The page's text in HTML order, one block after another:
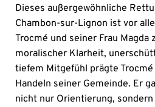
Dieses außergewöhnliche
Chambon-sur-Lignon ist vor
Trocmé und seiner Frau Magda
moralischer Klarheit,
tiefem Mitgefühl prägte Trocmé
Handeln seiner Gemeinde. Er
nicht nur Orientierung,